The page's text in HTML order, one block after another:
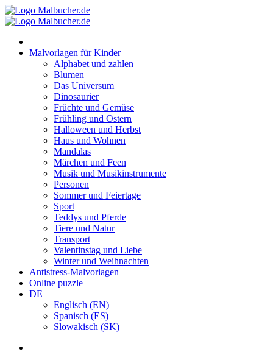
Zum
Inhalt
Malvorlagen für Kinder
Alphabet und zahlen
Blumen
Das Universum
Dinosaurier
Früchte und Gemüse
Frühling und Ostern
Halloween und Herbst
Haus und Wohnen
Mandalas
Märchen und Feen
Musik und Musikinstrumente
Personen
Sommer und Feiertage
Sport
Teddys und Pferde
Tiere und Natur
Transport
Valentinstag und Liebe
Winter und Weihnachten
Antistress-Malvorlagen
Online puzzle
DE
Englisch (EN)
Spanisch (ES)
Slowakisch (SK)